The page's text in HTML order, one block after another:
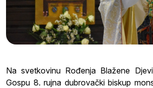
Na svetkovinu Rođenja Blažene
Gospu 8. rujna dubrovački biskup